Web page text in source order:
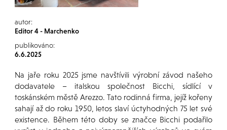
autor:
Editor 4 - Marchenko
publikováno:
6.6.2025
Na jaře roku 2025 jsme navštívili výrobní závod našeho
dodavatele – italskou společnost Bicchi, sídlící v
toskánském městě Arezzo. Tato rodinná firma, jejíž kořeny
sahají až do roku 1950, letos slaví úctyhodných 75 let své
existence. Během této doby se značce Bicchi podařilo